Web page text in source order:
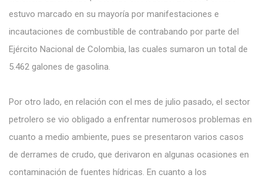
estuvo marcado en su mayoría por manifestaciones e
incautaciones de combustible de contrabando por parte del
Ejército Nacional de Colombia, las cuales sumaron un total de
5.462 galones de gasolina.
Por otro lado, en relación con el mes de julio pasado, el sector
petrolero se vio obligado a enfrentar numerosos problemas en
cuanto a medio ambiente, pues se presentaron varios casos
de derrames de crudo, que derivaron en algunas ocasiones en
contaminación de fuentes hídricas. En cuanto a los